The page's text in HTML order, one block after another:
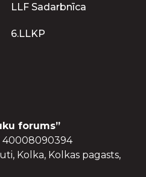
LLF Sadarbnīca
6.LLKP
forums”
40008090394
Kolka, Kolkas pagasts,